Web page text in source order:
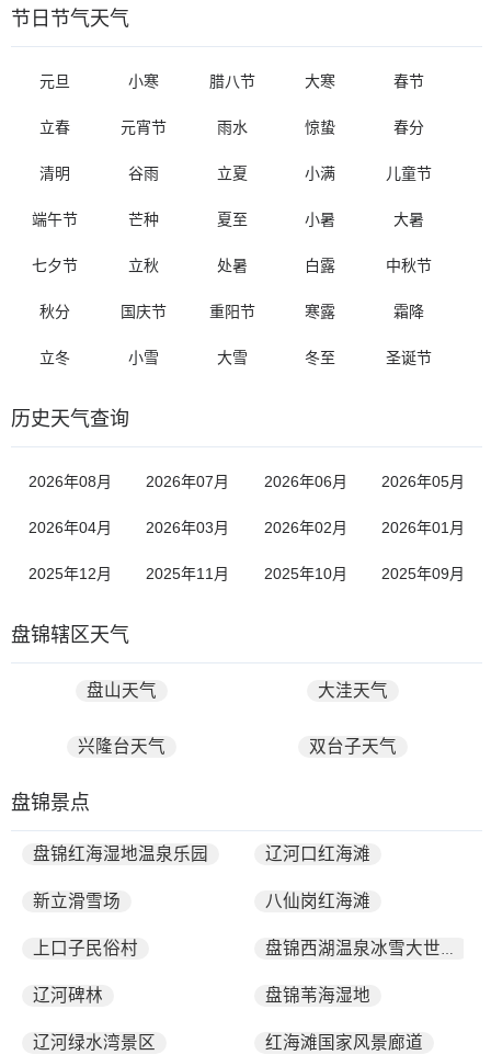
节日节气天气
元旦 小寒 腊八节 大寒 春节
立春 元宵节 雨水 惊蛰 春分
清明 谷雨 立夏 小满 儿童节
端午节 芒种 夏至 小暑 大暑
七夕节 立秋 处暑 白露 中秋节
秋分 国庆节 重阳节 寒露 霜降
立冬 小雪 大雪 冬至 圣诞节
历史天气查询
2026年08月 2026年07月 2026年06月 2026年05月
2026年04月 2026年03月 2026年02月 2026年01月
2025年12月 2025年11月 2025年10月 2025年09月
盘锦辖区天气
盘山天气 大洼天气
兴隆台天气 双台子天气
盘锦景点
盘锦红海湿地温泉乐园 辽河口红海滩
新立滑雪场 八仙岗红海滩
上口子民俗村 盘锦西湖温泉冰雪大世界
辽河碑林 盘锦苇海湿地
辽河绿水湾景区 红海滩国家风景廊道